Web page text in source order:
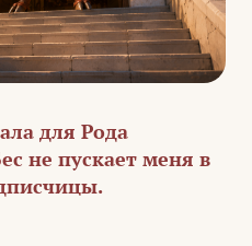
для Рода
не пускает меня в